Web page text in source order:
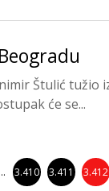
Štulić tužio
će se...
… 3.410 3.411 3.412